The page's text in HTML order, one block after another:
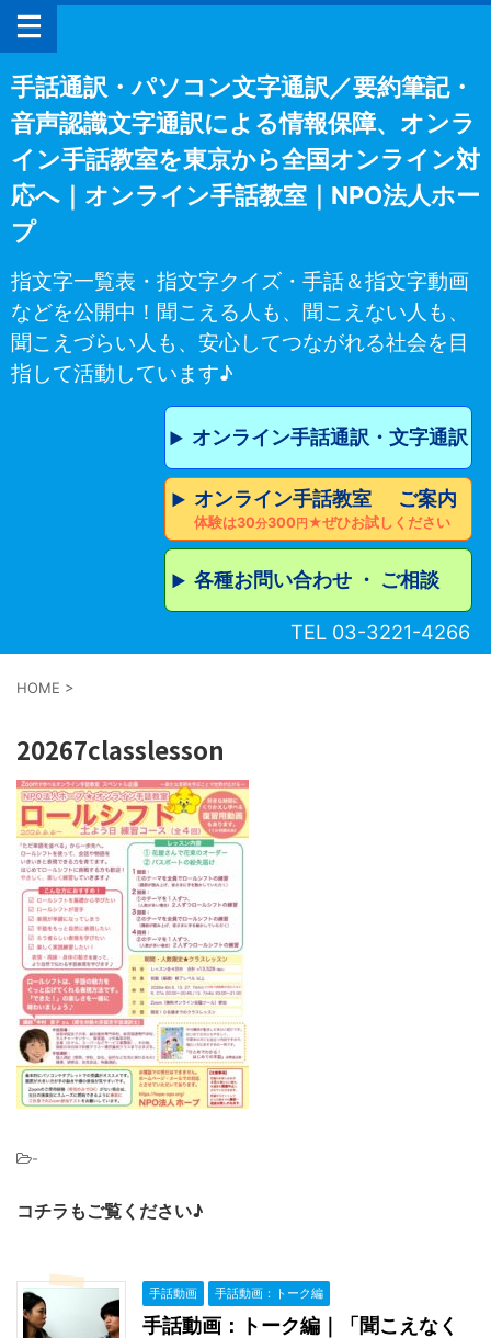
手話通訳・パソコン文字通訳／要約筆記・
音声認識文字通訳による情報保障、オンラ
イン手話教室を東京から全国オンライン対
応へ｜オンライン手話教室｜NPO法人ホー
プ
指文字一覧表・指文字クイズ・手話＆指文字動画
などを公開中！聞こえる人も、聞こえない人も、
聞こえづらい人も、安心してつながれる社会を目
指して活動しています♪
▶︎ オンライン手話通訳・文字通訳
▶︎ オンライン手話教室 ご案内
体験は30分300円★ぜひお試しください
▶︎ 各種お問い合わせ ・ ご相談
TEL 03-3221-4266
HOME >
20267classlesson
-
コチラもご覧ください♪
手話動画 手話動画：トーク編
手話動画：トーク編｜「聞こえなく